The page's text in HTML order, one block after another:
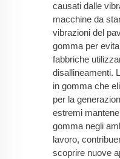
causati dalle
macchine da
vibrazioni del
gomma per
fabbriche
disallineamenti.
in gomma che
per la
estremi
gomma negli
lavoro,
scoprire nuove